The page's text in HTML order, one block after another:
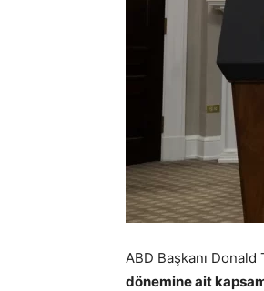
ABD Başkanı
dönemine ait